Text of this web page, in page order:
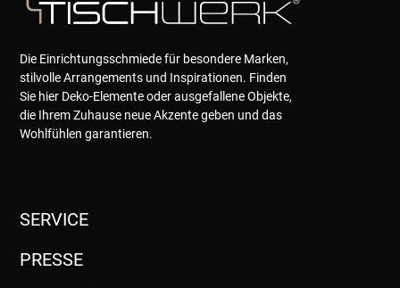
Die Einrichtungsschmiede für besondere Marken,
stilvolle Arrangements und Inspirationen. Finden
Sie hier Deko-Elemente oder ausgefallene Objekte,
die Ihrem Zuhause neue Akzente geben und das
Wohlfühlen garantieren.
SERVICE
PRESSE